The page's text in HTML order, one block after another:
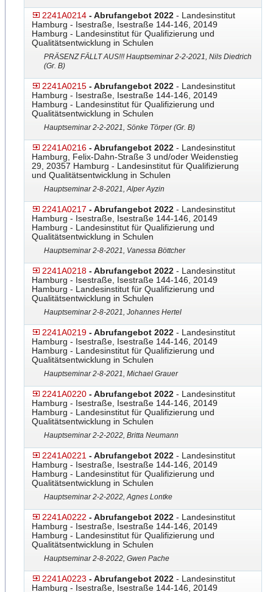
2241A0214 - Abrufangebot 2022 - Landesinstitut
Hamburg - Isestraße, Isestraße 144-146, 20149
Hamburg - Landesinstitut für Qualifizierung und
Qualitätsentwicklung in Schulen
PRÄSENZ FÄLLT AUS!!! Hauptseminar 2-2-2021, Nils Diedrich
(Gr. B)
2241A0215 - Abrufangebot 2022 - Landesinstitut
Hamburg - Isestraße, Isestraße 144-146, 20149
Hamburg - Landesinstitut für Qualifizierung und
Qualitätsentwicklung in Schulen
Hauptseminar 2-2-2021, Sönke Törper (Gr. B)
2241A0216 - Abrufangebot 2022 - Landesinstitut
Hamburg, Felix-Dahn-Straße 3 und/oder Weidenstieg
29, 20357 Hamburg - Landesinstitut für Qualifizierung
und Qualitätsentwicklung in Schulen
Hauptseminar 2-8-2021, Alper Ayzin
2241A0217 - Abrufangebot 2022 - Landesinstitut
Hamburg - Isestraße, Isestraße 144-146, 20149
Hamburg - Landesinstitut für Qualifizierung und
Qualitätsentwicklung in Schulen
Hauptseminar 2-8-2021, Vanessa Böttcher
2241A0218 - Abrufangebot 2022 - Landesinstitut
Hamburg - Isestraße, Isestraße 144-146, 20149
Hamburg - Landesinstitut für Qualifizierung und
Qualitätsentwicklung in Schulen
Hauptseminar 2-8-2021, Johannes Hertel
2241A0219 - Abrufangebot 2022 - Landesinstitut
Hamburg - Isestraße, Isestraße 144-146, 20149
Hamburg - Landesinstitut für Qualifizierung und
Qualitätsentwicklung in Schulen
Hauptseminar 2-8-2021, Michael Grauer
2241A0220 - Abrufangebot 2022 - Landesinstitut
Hamburg - Isestraße, Isestraße 144-146, 20149
Hamburg - Landesinstitut für Qualifizierung und
Qualitätsentwicklung in Schulen
Hauptseminar 2-2-2022, Britta Neumann
2241A0221 - Abrufangebot 2022 - Landesinstitut
Hamburg - Isestraße, Isestraße 144-146, 20149
Hamburg - Landesinstitut für Qualifizierung und
Qualitätsentwicklung in Schulen
Hauptseminar 2-2-2022, Agnes Lontke
2241A0222 - Abrufangebot 2022 - Landesinstitut
Hamburg - Isestraße, Isestraße 144-146, 20149
Hamburg - Landesinstitut für Qualifizierung und
Qualitätsentwicklung in Schulen
Hauptseminar 2-8-2022, Gwen Pache
2241A0223 - Abrufangebot 2022 - Landesinstitut
Hamburg - Isestraße, Isestraße 144-146, 20149